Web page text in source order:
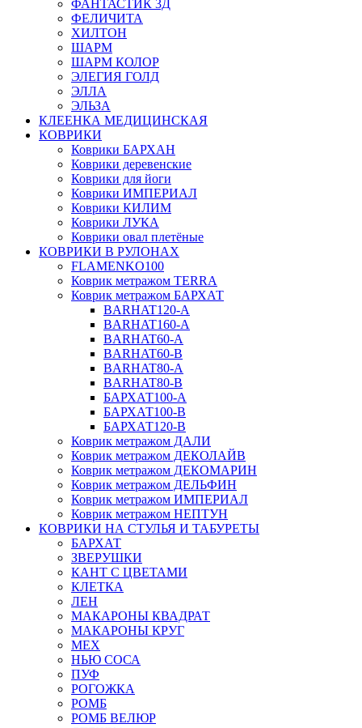
ФАНТАСТИК 3Д
ФЕЛИЧИТА
ХИЛТОН
ШАРМ
ШАРМ КОЛОР
ЭЛЕГИЯ ГОЛД
ЭЛЛА
ЭЛЬЗА
КЛЕЕНКА МЕДИЦИНСКАЯ
КОВРИКИ
Коврики БАРХАН
Коврики деревенские
Коврики для йоги
Коврики ИМПЕРИАЛ
Коврики КИЛИМ
Коврики ЛУКА
Коврики овал плетёные
КОВРИКИ В РУЛОНАХ
FLAMENKO100
Коврик метражом TERRA
Коврик метражом БАРХАТ
BARHAT120-A
BARHAT160-A
BARHAT60-A
BARHAT60-B
BARHAT80-A
BARHAT80-B
БАРХАТ100-A
БАРХАТ100-B
БАРХАТ120-B
Коврик метражом ДАЛИ
Коврик метражом ДЕКОЛАЙВ
Коврик метражом ДЕКОМАРИН
Коврик метражом ДЕЛЬФИН
Коврик метражом ИМПЕРИАЛ
Коврик метражом НЕПТУН
КОВРИКИ НА СТУЛЬЯ И ТАБУРЕТЫ
БАРХАТ
ЗВЕРУШКИ
КАНТ С ЦВЕТАМИ
КЛЕТКА
ЛЕН
МАКАРОНЫ КВАДРАТ
МАКАРОНЫ КРУГ
МЕХ
НЬЮ СОСА
ПУФ
РОГОЖКА
РОМБ
РОМБ ВЕЛЮР